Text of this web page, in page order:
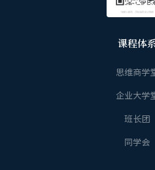
课程体
思维商学
企业大学
班长团
同学会